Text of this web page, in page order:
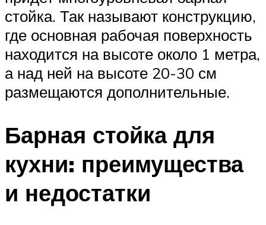
стойка. Так называют конструкцию,
где основная рабочая поверхность
находится на высоте около 1 метра,
а над ней на высоте 20-30 см
размещаются дополнительные.
Барная стойка для
кухни: преимущества
и недостатки